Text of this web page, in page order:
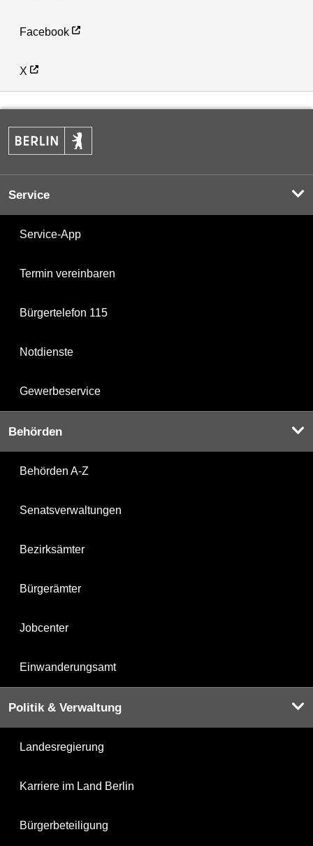
Facebook
X
Service
Service-App
Termin vereinbaren
Bürgertelefon 115
Notdienste
Gewerbeservice
Behörden
Behörden A-Z
Senatsverwaltungen
Bezirksämter
Bürgerämter
Jobcenter
Einwanderungsamt
Politik & Verwaltung
Landesregierung
Karriere im Land Berlin
Bürgerbeteiligung